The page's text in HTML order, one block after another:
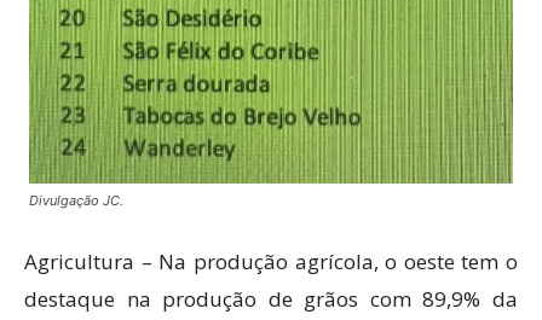
Divulgação JC.
Agricultura – Na produção agrícola, o oeste tem o
destaque na produção de grãos com 89,9% da